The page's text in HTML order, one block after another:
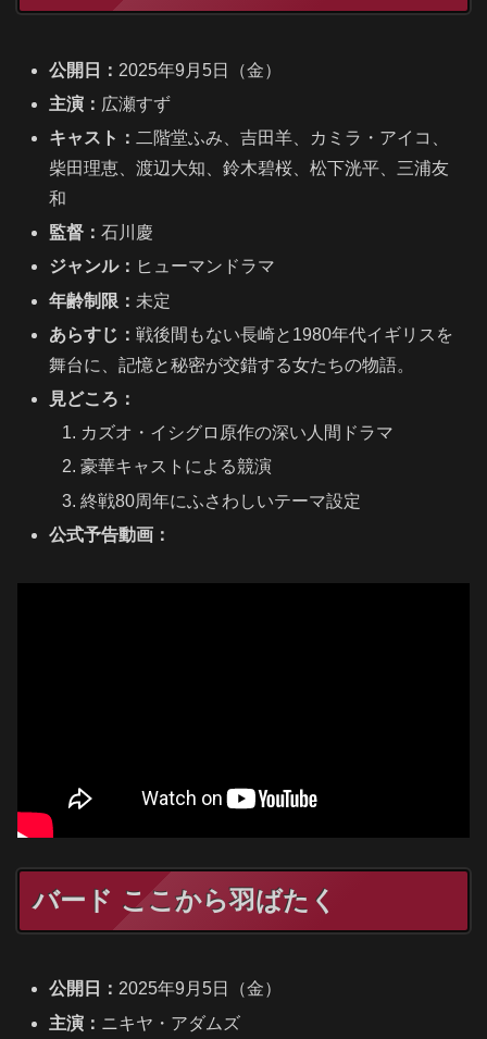
公開日： 2025年9月5日（金）
主演： 広瀬すず
キャスト： 二階堂ふみ、吉田羊、カミラ・アイコ、
柴田理恵、渡辺大知、鈴木碧桜、松下洸平、三浦友
和
監督：石川慶
ジャンル： ヒューマンドラマ
年齢制限： 未定
あらすじ：戦後間もない長崎と1980年代イギリスを
舞台に、記憶と秘密が交錯する女たちの物語。
見どころ：
カズオ・イシグロ原作の深い人間ドラマ
豪華キャストによる競演
終戦80周年にふさわしいテーマ設定
公式予告動画：
バード ここから羽ばたく
公開日： 2025年9月5日（金）
主演： ニキヤ・アダムズ